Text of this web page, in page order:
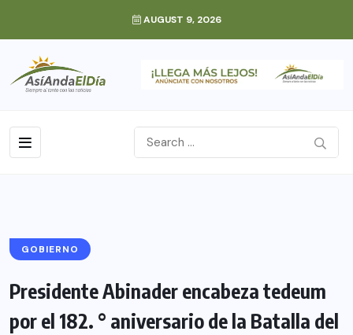
AUGUST 9, 2026
GOBIERNO
Presidente Abinader encabeza tedeum
por el 182. ° aniversario de la Batalla del